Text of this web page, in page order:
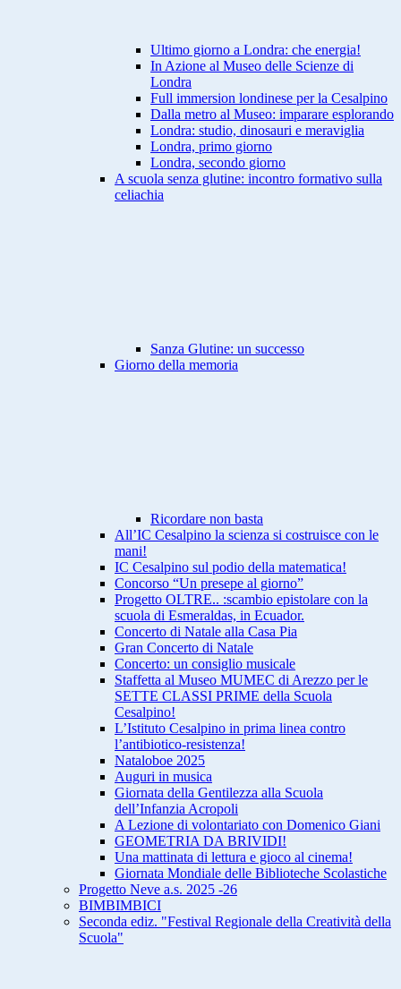
Ultimo giorno a Londra: che energia!
In Azione al Museo delle Scienze di
Londra
Full immersion londinese per la Cesalpino
Dalla metro al Museo: imparare esplorando
Londra: studio, dinosauri e meraviglia
Londra, primo giorno
Londra, secondo giorno
A scuola senza glutine: incontro formativo sulla
celiachia
Sanza Glutine: un successo
Giorno della memoria
Ricordare non basta
All’IC Cesalpino la scienza si costruisce con le
mani!
IC Cesalpino sul podio della matematica!
Concorso “Un presepe al giorno”
Progetto OLTRE.. :scambio epistolare con la
scuola di Esmeraldas, in Ecuador.
Concerto di Natale alla Casa Pia
Gran Concerto di Natale
Concerto: un consiglio musicale
Staffetta al Museo MUMEC di Arezzo per le
SETTE CLASSI PRIME della Scuola
Cesalpino!
L’Istituto Cesalpino in prima linea contro
l’antibiotico-resistenza!
Nataloboe 2025
Auguri in musica
Giornata della Gentilezza alla Scuola
dell’Infanzia Acropoli
A Lezione di volontariato con Domenico Giani
GEOMETRIA DA BRIVIDI!
Una mattinata di lettura e gioco al cinema!
Giornata Mondiale delle Biblioteche Scolastiche
Progetto Neve a.s. 2025 -26
BIMBIMBICI
Seconda ediz. "Festival Regionale della Creatività della
Scuola"